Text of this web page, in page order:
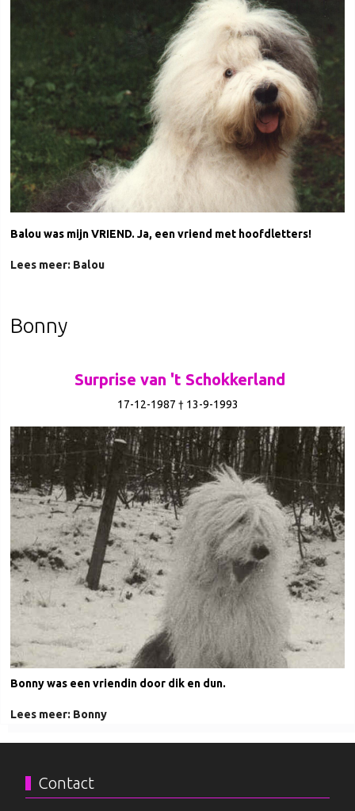
Balou was mijn VRIEND. Ja, een vriend met hoofdletters!
Lees meer: Balou
Bonny
Surprise van 't Schokkerland
17-12-1987 † 13-9-1993
Bonny was een vriendin door dik en dun.
Lees meer: Bonny
Contact